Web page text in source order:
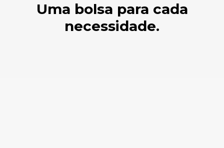
Uma bolsa para cada
necessidade.